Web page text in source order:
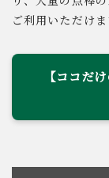
ご利用いただけま
【ココだ